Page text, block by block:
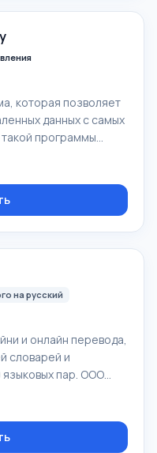
аудиодорожку,
которая позволяет
данных с самых
программы
были удалены
утеряны
с жесткими
на русский
и онлайн перевода,
словарей и
пар. ООО
частных
PROMT
текста, пользуясь